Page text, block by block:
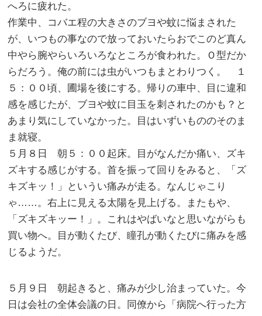
へろに疲れた。
作業中、コバエ程の大きさのブヨや蚊に悩まされた
が、いつもの事なので放っておいたらおでこのど真ん
中やら腕やらいろいろなところが食われた。Ｏ型だか
らだろう。俺の前には虫がいつもまとわりつく。 １
５：００頃、圃場を後にする。帰りの車中、目に違和
感を感じたが、ブヨや蚊に目玉を刺されたのかも？と
あまり気にしていなかった。目はいずいもののそのま
ま就寝。
５月８日 朝５：００起床。目がなんだか痛い、ズキ
ズキする感じがする。首を振って回りをみると、「ズ
キズキッ！」というい痛みが走る。なんじゃこり
ゃ……。右上に見える太陽を見上げる。またもや、
「ズキズキッー！」。これはやばいなと思いながらも
買い物へ。目が動くたび、瞳孔が動くたびに痛みを感
じるようだ。
５月９日 朝起きると、痛みが少し治まっていた。今
日は会社の全体会議の日。同僚から「病院へ行った方